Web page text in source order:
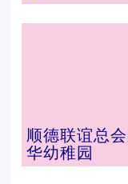
顺德联谊总
华幼稚园